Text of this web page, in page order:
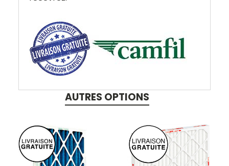
AUTRES OPTIONS